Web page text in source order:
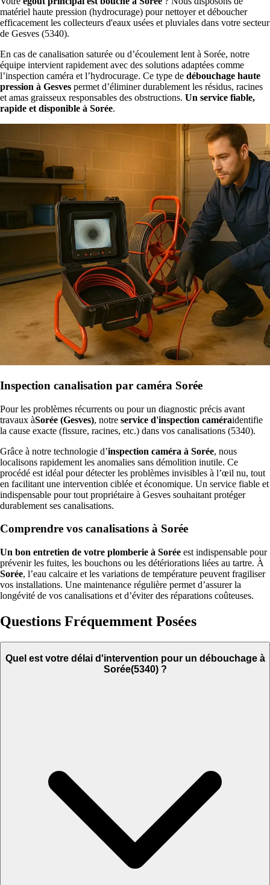
matériel haute pression (hydrocurage) pour nettoyer et déboucher
efficacement les collecteurs d'eaux usées et pluviales dans votre secteur
de Gesves (5340).
En cas de canalisation saturée ou d’écoulement lent à Sorée, notre
équipe intervient rapidement avec des solutions adaptées comme
l’inspection caméra et l’hydrocurage. Ce type de débouchage haute
pression à Gesves permet d’éliminer durablement les résidus, racines
et amas graisseux responsables des obstructions. Un service fiable,
rapide et disponible à Sorée.
Inspection canalisation par caméra Sorée
Pour les problèmes récurrents ou pour un diagnostic précis avant
travaux àSorée (Gesves), notre service d'inspection caméraidentifie
la cause exacte (fissure, racines, etc.) dans vos canalisations (5340).
Grâce à notre technologie d’inspection caméra à Sorée, nous
localisons rapidement les anomalies sans démolition inutile. Ce
procédé est idéal pour détecter les problèmes invisibles à l’œil nu, tout
en facilitant une intervention ciblée et économique. Un service fiable et
indispensable pour tout propriétaire à Gesves souhaitant protéger
durablement ses canalisations.
Comprendre vos canalisations à Sorée
Un bon entretien de votre plomberie à Sorée est indispensable pour
prévenir les fuites, les bouchons ou les détériorations liées au tartre. À
Sorée, l’eau calcaire et les variations de température peuvent fragiliser
vos installations. Une maintenance régulière permet d’assurer la
longévité de vos canalisations et d’éviter des réparations coûteuses.
Questions Fréquemment Posées
Quel est votre délai d'intervention pour un débouchage à
Sorée(5340) ?